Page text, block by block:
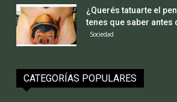
¿Querés tatuarte el
tenes que saber antes
Sociedad
CATEGORÍAS POPULARES